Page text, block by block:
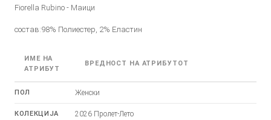
Fiorella Rubino - Маици
состав:98% Полиестер, 2% Еластин
ИМЕ НА
АТРИБУТ
ВРЕДНОСТ НА АТРИБУТОТ
ПОЛ Женски
КОЛЕКЦИЈА 2026 Пролет-Лето